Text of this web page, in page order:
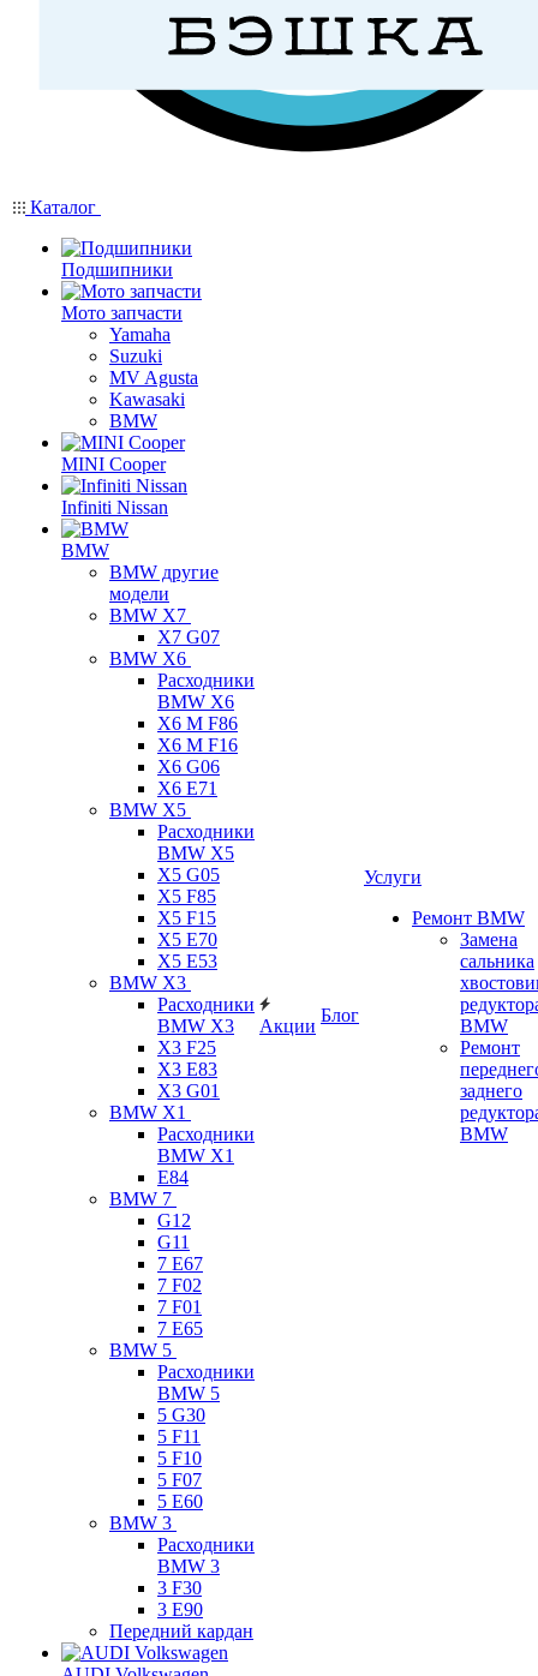
Каталог
Подшипники
Мото запчасти
Yamaha
Suzuki
MV Agusta
Kawasaki
BMW
MINI Cooper
Infiniti Nissan
BMW
BMW другие
модели
BMW X7
X7 G07
BMW X6
Расходники
BMW X6
X6 M F86
X6 M F16
X6 G06
X6 E71
BMW X5
Расходники
BMW X5
X5 G05
X5 F85
X5 F15
X5 E70
X5 E53
BMW X3
Расходники
BMW X3
X3 F25
X3 E83
X3 G01
BMW X1
Расходники
BMW X1
E84
BMW 7
G12
G11
7 Е67
7 F02
7 F01
7 E65
BMW 5
Расходники
BMW 5
5 G30
5 F11
5 F10
5 F07
5 E60
BMW 3
Расходники
BMW 3
3 F30
3 E90
Передний кардан
Акции
Блог
Услуги
Ремонт BMW
Замена
сальника
BMW
Ремонт
заднего
BMW